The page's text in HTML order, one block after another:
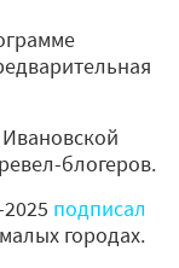
блогеров.
подписал
городах.